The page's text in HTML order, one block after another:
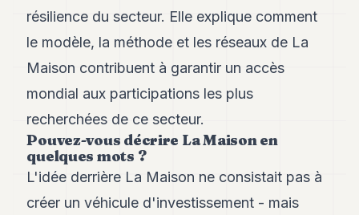
Andy
14
Andy
Andy
12
11
Andy
10
Andy
9
Andy
résilience du secteur. Elle explique comment
le modèle, la méthode et les réseaux de La
Maison contribuent à garantir un accès
mondial aux participations les plus
recherchées de ce secteur.
Pouvez-vous décrire La Maison en
quelques mots ?
L'idée derrière La Maison ne consistait pas à
créer un véhicule d'investissement - mais